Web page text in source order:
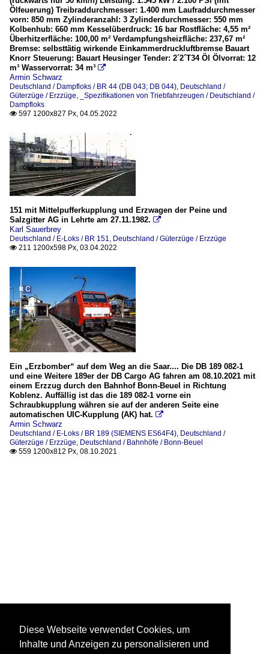
Ölfeuerung) Treibraddurchmesser: 1.400 mm Laufraddurchmesser
vorn: 850 mm Zylinderanzahl: 3 Zylinderdurchmesser: 550 mm
Kolbenhub: 660 mm Kesselüberdruck: 16 bar Rostfläche: 4,55 m²
Überhitzerfläche: 100,00 m² Verdampfungsheizfläche: 237,67 m²
Bremse: selbsttätig wirkende Einkammerdruckluftbremse Bauart
Knorr Steuerung: Bauart Heusinger Tender: 2´2´T34 Öl Ölvorrat: 12
m³ Wasservorrat: 34 m³ 
Armin Schwarz
Deutschland / Dampfloks / BR 44 (DB 043; DB 044), Deutschland /
Güterzüge / Erzzüge,
_Spezifikationen von Triebfahrzeugen / Deutschland /
Dampfloks
 597 1200x827 Px, 04.05.2022
151 mit Mittelpufferkupplung und Erzwagen der Peine und
Salzgitter AG in Lehrte am 27.11.1982. 
Karl Sauerbrey
Deutschland / E-Loks / BR 151, Deutschland / Güterzüge / Erzzüge
 211 1200x598 Px, 03.04.2022
Ein „Erzbomber“ auf dem Weg an die Saar.... Die DB 189 082-1
und eine Weitere 189er der DB Cargo AG fahren am 08.10.2021 mit
einem Erzzug durch den Bahnhof Bonn-Beuel in Richtung
Koblenz. Auffällig ist das die 189 082-1 vorne ein
Schraubkupplung währen sie auf der anderen Seite eine
automatischen UIC-Kupplung (AK) hat. 
Armin Schwarz
Deutschland / E-Loks / BR 189 (SIEMENS ES64F4), Deutschland /
Güterzüge / Erzzüge, Deutschland / Bahnhöfe / Bonn-Beuel
 559 1200x812 Px, 08.10.2021
Diese Webseite verwendet Cookies, um
Inhalte und Anzeigen zu personalisieren und